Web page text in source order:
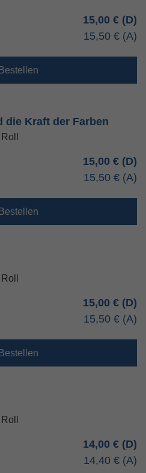
15,00 €
15,50 €
Bestellen
die Kraft der Farben
15,00 €
15,50 €
Bestellen
15,00 €
15,50 €
Bestellen
14,00 €
14,40 €